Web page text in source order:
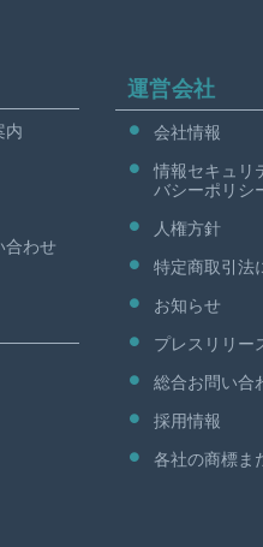
内
合わせ
運営会社
会社情報
情報セキュリ
バシーポリシ
人権方針
特定商取引法
お知らせ
プレスリリー
総合お問い合
採用情報
各社の商標ま